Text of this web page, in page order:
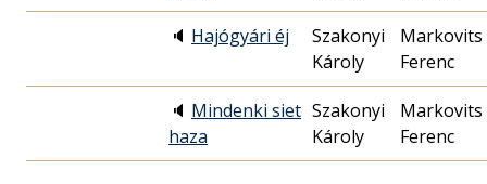
🔈 Hajógyári éj
Szakonyi
Károly
Markovits
Ferenc
🔈 Mindenki siet
haza
Szakonyi
Károly
Markovits
Ferenc